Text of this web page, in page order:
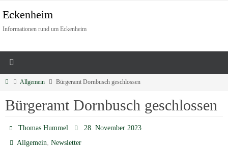
Eckenheim
Informationen rund um Eckenheim
Allgemein Bürgeramt Dornbusch geschlossen
Bürgeramt Dornbusch geschlossen
Thomas Hummel
28. November 2023
Allgemein,Newsletter